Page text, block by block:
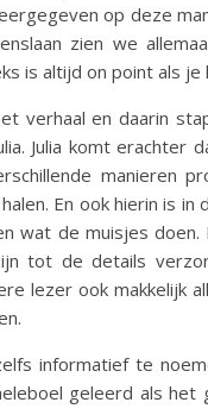
op deze
zien we
is altijd on point als je
verhaal en daarin
Julia komt erachter
manieren
En ook hierin is
wat de muisjes doen.
tot de details
lezer ook makkelijk
informatief te
geleerd als het